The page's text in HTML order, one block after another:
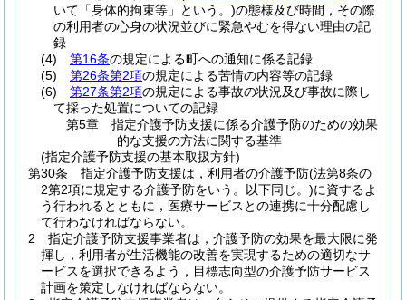
いて「身体的拘束等」という。)の態様及び時間，その際
の利用者の心身の状況並びに緊急やむを得ない理由の記
録
(4)
第16条の規定による町への通知に係る記録
(5)
第26条第2項の規定による苦情の内容等の記録
(6)
第27条第2項の規定による事故の状況及び事故に際し
て採った処置についての記録
第5章
指定介護予防支援に係る介護予防のための効果
的な支援の方法に関する基準
(指定介護予防支援の基本取扱方針)
第30条
指定介護予防支援は，利用者の介護予防(法第8条の
2第2項に規定する介護予防をいう。以下同じ。)に資するよ
う行われるとともに，医療サービスとの連携に十分配慮し
て行わなければならない。
2
指定介護予防支援事業者は，介護予防の効果を最大限に発
揮し，利用者が生活機能の改善を実現するための適切なサ
ービスを選択できるよう，目標志向型の介護予防サービス
計画を策定しなければならない。